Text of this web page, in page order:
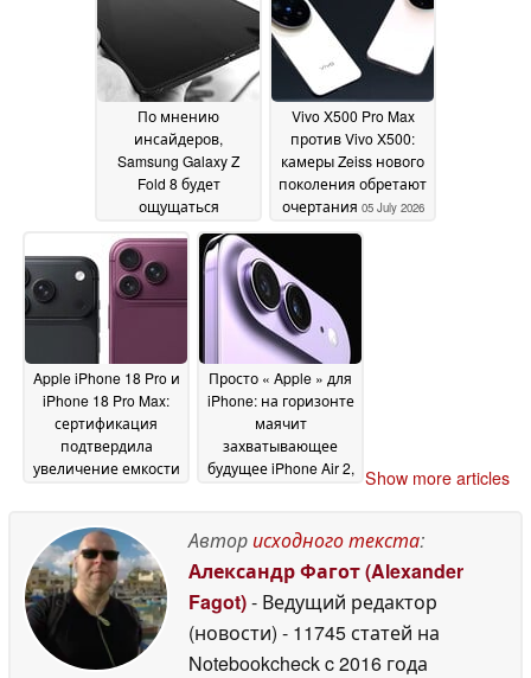
Snapdragon 8 Elite
конфигурациях 07 July
2026
По мнению
инсайдеров,
Samsung Galaxy Z
Fold 8 будет
ощущаться
по сравнению с
Galaxy Z Fold 706 July
2026
Vivo X500 Pro Max
против Vivo X500:
камеры Zeiss нового
поколения обретают
очертания 05 July 2026
Apple iPhone 18 Pro и
iPhone 18 Pro Max:
сертификация
подтвердила
увеличение емкости
Просто « Apple » для
iPhone: на горизонте
маячит
захватывающее
будущее iPhone Air 2, Show more articles
Авторисходного текста:
Александр Фагот (Alexander
Fagot)- Ведущий редактор
(новости) - 11745 статей на
Notebookcheckc 2016 года